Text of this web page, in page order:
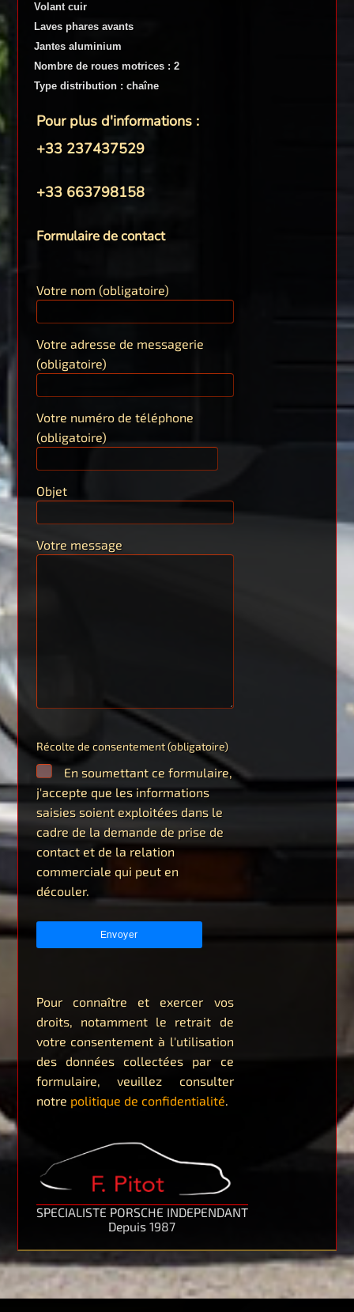
Volant cuir
Laves phares avants
Jantes aluminium
Nombre de roues motrices : 2
Type distribution : chaîne
Pour plus d'informations :
+33 237437529
+33 663798158
Formulaire de contact
Votre nom (obligatoire)
Votre adresse de messagerie
(obligatoire)
Votre numéro de téléphone
(obligatoire)
Objet
Votre message
Récolte de consentement (obligatoire)
En soumettant ce formulaire,
j'accepte que les informations
saisies soient exploitées dans le
cadre de la demande de prise de
contact et de la relation
commerciale qui peut en
découler.
Pour connaître et exercer vos
droits, notamment le retrait de
votre consentement à l'utilisation
des données collectées par ce
formulaire, veuillez consulter
notre politique de confidentialité.
SPECIALISTE PORSCHE INDEPENDANT
Depuis 1987